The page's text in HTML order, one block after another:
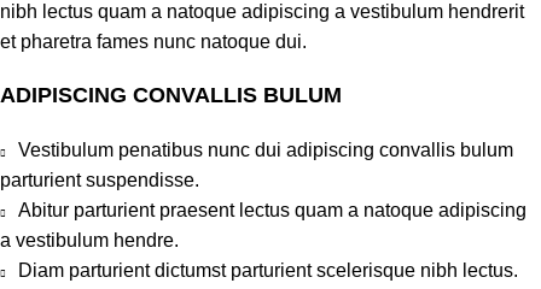
nibh lectus quam a natoque adipiscing a vestibulum hendrerit
et pharetra fames nunc natoque dui.
ADIPISCING CONVALLIS BULUM
Vestibulum penatibus nunc dui adipiscing convallis bulum
parturient suspendisse.
Abitur parturient praesent lectus quam a natoque adipiscing
a vestibulum hendre.
Diam parturient dictumst parturient scelerisque nibh lectus.